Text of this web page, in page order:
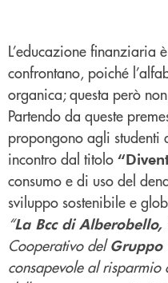
L’educazione finanziaria
confrontano, poiché
organica; questa però
Partendo da queste
propongono agli studenti
incontro dal titolo
consumo e di uso del
sviluppo sostenibile e
“La Bcc di
Cooperativo delGruppo
consapevole al risparmio